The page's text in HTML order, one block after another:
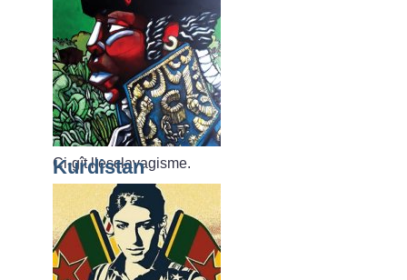
Ci-gît l’esclavagisme.
Kurdistan